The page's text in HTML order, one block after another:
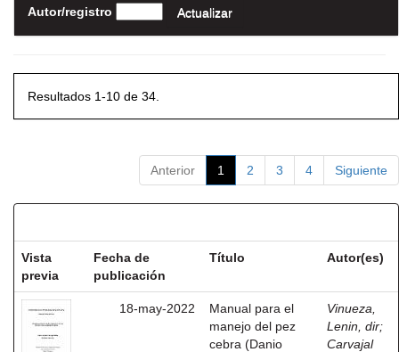
Autor/registro
Resultados 1-10 de 34.
Anterior 1 2 3 4 Siguiente
Vista
previa
Fecha de
publicación
Título Autor(es)
18-may-2022
Manual para el
manejo del pez
cebra (Danio
Vinueza,
Lenin, dir;
Carvajal